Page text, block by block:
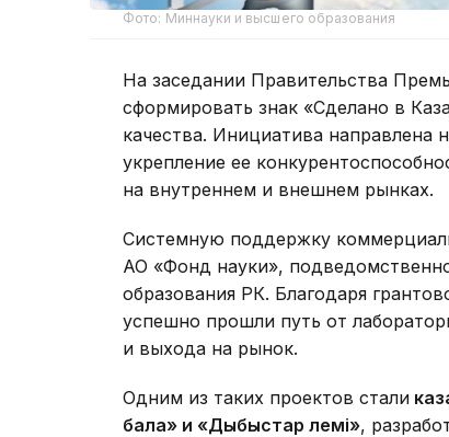
Фото: Миннауки и высшего образования
На заседании Правительства
сформировать знак «Сделано в
качества. Инициатива направлена
укрепление ее
на внутреннем и внешнем рынках.
Системную поддержку
АО «Фонд науки»,
образования РК. Благодаря
успешно прошли путь от
и выхода на рынок.
Одним из таких проектов стали
бала» и «Дыбыстар әлемі»,